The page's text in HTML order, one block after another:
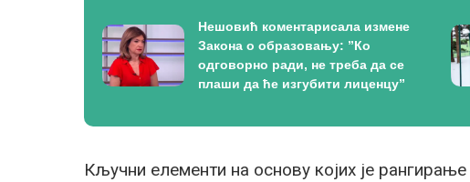
Нешовић коментарисала измене
Закона о образовању: ”Ко
одговорно ради, не треба да се
плаши да ће изгубити лиценцу”
Кључни елементи на основу којих је